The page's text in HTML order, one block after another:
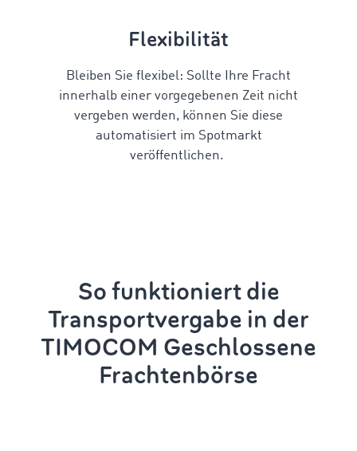
Flexibilität
Bleiben Sie flexibel: Sollte Ihre Fracht
innerhalb einer vorgegebenen Zeit nicht
vergeben werden, können Sie diese
automatisiert im Spotmarkt
veröffentlichen.
So funktioniert die
Transportvergabe in der
TIMOCOM Geschlossene
Frachtenbörse